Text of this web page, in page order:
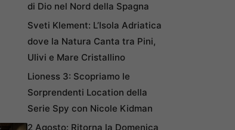
di Dio nel Nord della Spagna
Sveti Klement: L’Isola Adriatica
dove la Natura Canta tra Pini,
Ulivi e Mare Cristallino
Lioness 3: Scopriamo le
Sorprendenti Location della
Serie Spy con Nicole Kidman
2 Agosto: Ritorna la Domenica